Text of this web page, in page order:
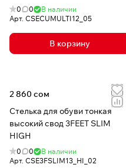
0 0
В наличии
Арт. CSECUMULTI12_05
В корзину
2 860 сом
Стелька для обуви тонкая
высокий свод 3FEET SLIM
HIGH
0 0
В наличии
Арт. CSE3FSLIM13_HI_02